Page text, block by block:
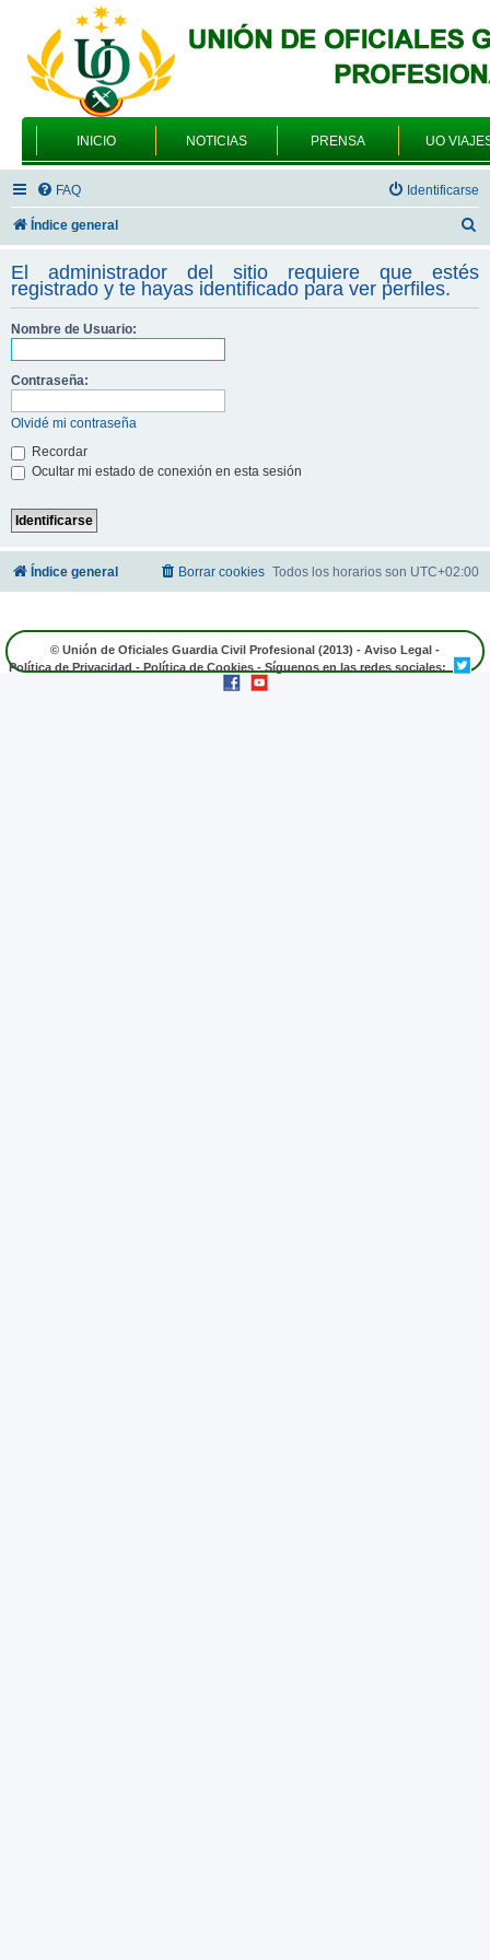
INICIO NOTICIAS PRENSA UO
FAQ Identificarse
Índice general
s
c
El administrador del sitio requiere que estés
registrado y te hayas identificado para ver perfiles.
Nombre de Usuario:
Contraseña:
Olvidé mi contraseña
Recordar
Ocultar mi estado de conexión en esta sesión
Índice general Todos los horarios son UTC+02:00
Borrar cookies
© Unión de Oficiales Guardia Civil Profesional (2013) - Aviso Legal -
Política de Privacidad - Política de Cookies - Síguenos en las redes sociales: